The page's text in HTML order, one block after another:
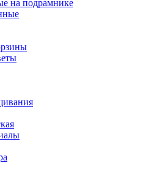
на подрамнике